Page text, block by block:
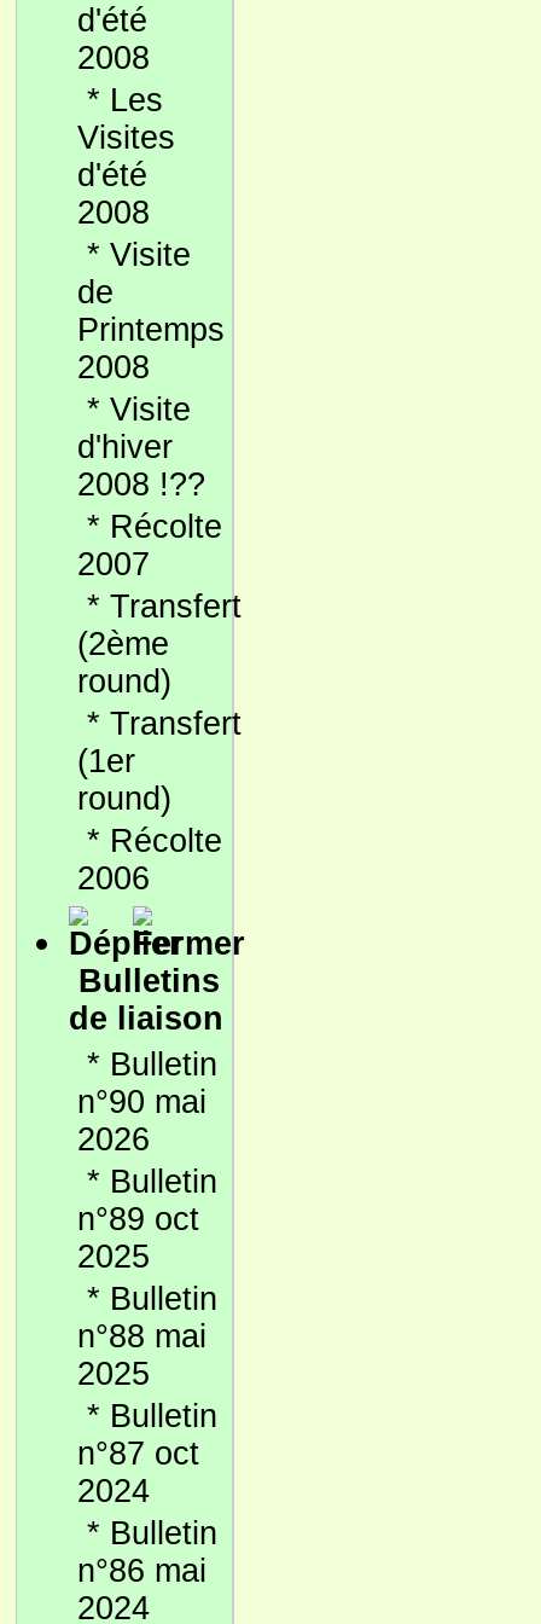
d'été
2008
* Les
Visites
d'été
2008
* Visite
de
Printemps
2008
* Visite
d'hiver
2008 !??
* Récolte
2007
* Transfert
(2ème
round)
* Transfert
(1er
round)
* Récolte
2006
Bulletins
de liaison
* Bulletin
n°90 mai
2026
* Bulletin
n°89 oct
2025
* Bulletin
n°88 mai
2025
* Bulletin
n°87 oct
2024
* Bulletin
n°86 mai
2024